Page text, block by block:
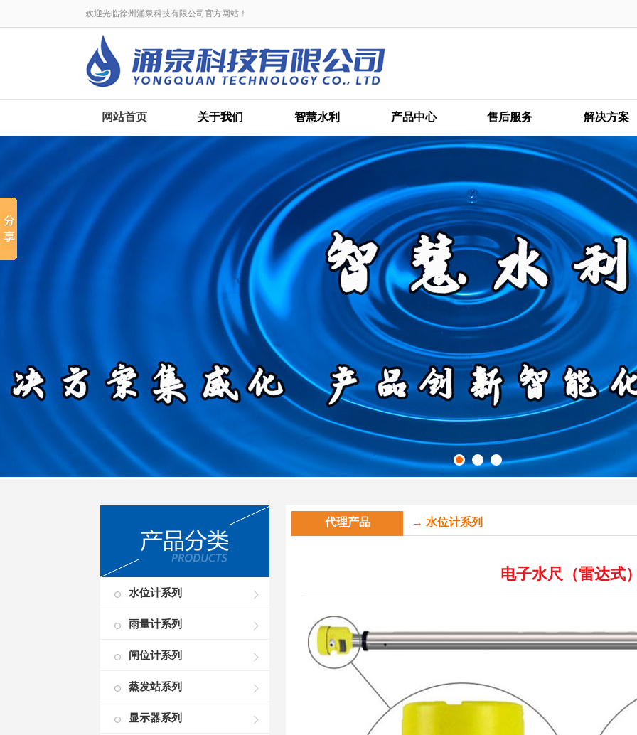
欢迎光临徐州涌泉科技有限公司官方网站！
网站首页 关于我们 智慧水利 产品中心 售后服务 解决方案
水位计系列
雨量计系列
闸位计系列
蒸发站系列
显示器系列
代理产品 → 水位计系列
电子水尺（雷达式